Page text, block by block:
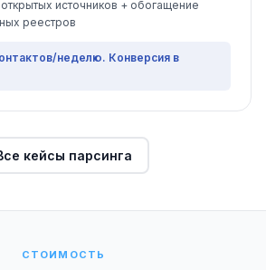
источников + обогащение
реестров
неделю. Конверсия в
кейсы парсинга
СТОИМОСТЬ